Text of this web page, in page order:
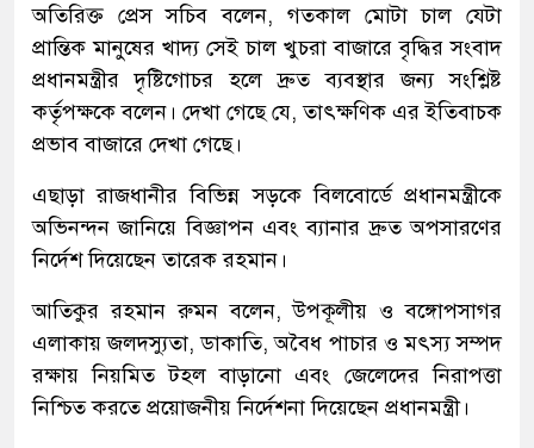
অতিরিক্ত প্রেস সচিব বলেন, গতকাল মোটা চাল যেটা
প্রান্তিক মানুষের খাদ্য সেই চাল খুচরা বাজারে বৃদ্ধির সংবাদ
প্রধানমন্ত্রীর দৃষ্টিগোচর হলে দ্রুত ব্যবস্থার জন্য সংশ্লিষ্ট
কর্তৃপক্ষকে বলেন। দেখা গেছে যে, তাৎক্ষণিক এর ইতিবাচক
প্রভাব বাজারে দেখা গেছে।
এছাড়া রাজধানীর বিভিন্ন সড়কে বিলবোর্ডে প্রধানমন্ত্রীকে
অভিনন্দন জানিয়ে বিজ্ঞাপন এবং ব্যানার দ্রুত অপসারণের
নির্দেশ দিয়েছেন তারেক রহমান।
আতিকুর রহমান রুমন বলেন, উপকূলীয় ও বঙ্গোপসাগর
এলাকায় জলদস্যুতা, ডাকাতি, অবৈধ পাচার ও মৎস্য সম্পদ
রক্ষায় নিয়মিত টহল বাড়ানো এবং জেলেদের নিরাপত্তা
নিশ্চিত করতে প্রয়োজনীয় নির্দেশনা দিয়েছেন প্রধানমন্ত্রী।